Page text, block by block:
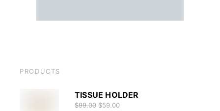
PRODUCTS
TISSUE HOLDER
$99.00 $59.00